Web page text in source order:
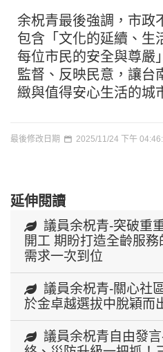
余柷青最後強調，市政
包含「文化的延續、生
每位市民的安全與尊嚴
監督、反映民意，讓台
緻與值得安心生活的城
最後修改日期 2025/11/24 下午
延伸閱讀
議員余柷青-突破重
開工 期盼打造全齡服
需求一次到位
議員余柷青-關心社
於金卓越選拔中脫穎而
議員余柷青自由發